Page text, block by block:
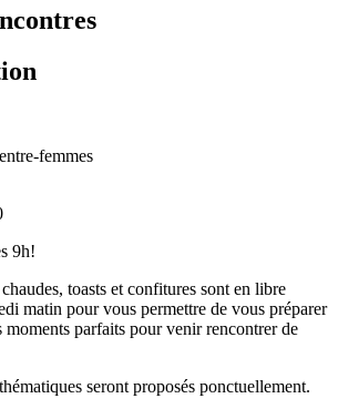
femmes
9h!
toasts et confitures sont en libre
matin pour vous permettre de vous préparer
moments parfaits pour venir rencontrer de
seront proposés ponctuellement.